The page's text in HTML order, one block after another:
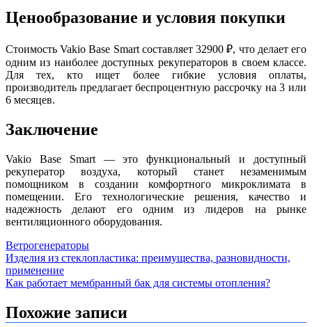
Ценообразование и условия покупки
Стоимость Vakio Base Smart составляет 32900 ₽, что делает его
одним из наиболее доступных рекуператоров в своем классе.
Для тех, кто ищет более гибкие условия оплаты,
производитель предлагает беспроцентную рассрочку на 3 или
6 месяцев.
Заключение
Vakio Base Smart — это функциональный и доступный
рекуператор воздуха, который станет незаменимым
помощником в создании комфортного микроклимата в
помещении. Его технологические решения, качество и
надежность делают его одним из лидеров на рынке
вентиляционного оборудования.
Ветрогенераторы
Навигация
по
Изделия из стеклопластика: преимущества, разновидности,
применение
Как работает мембранный бак для системы отопления?
Похожие записи